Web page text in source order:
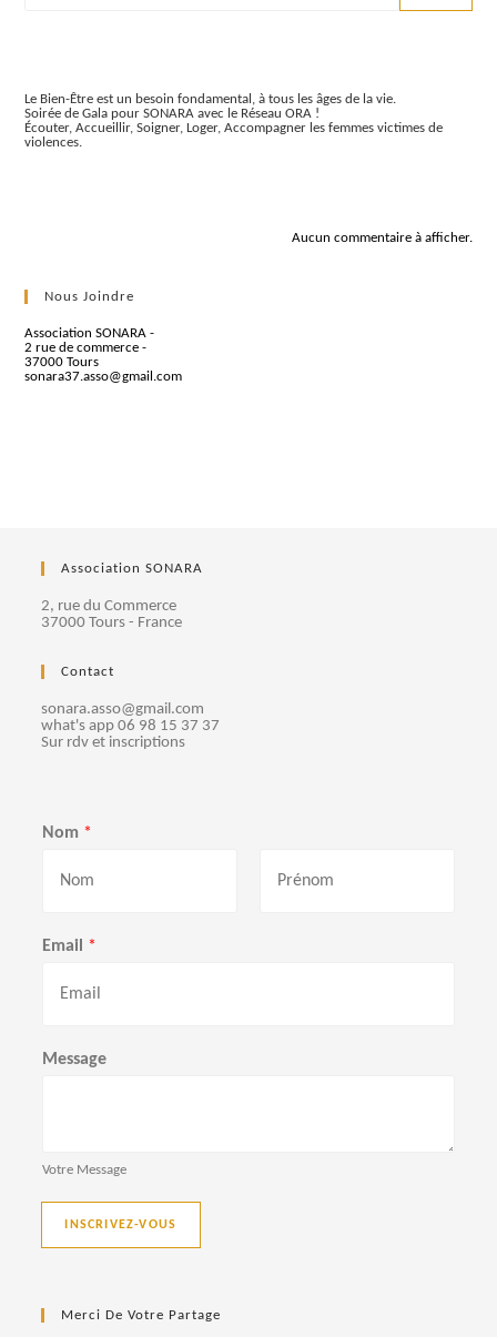
Le Bien-Être est un besoin fondamental, à tous les âges de la vie.
Soirée de Gala pour SONARA avec le Réseau ORA !
Écouter, Accueillir, Soigner, Loger, Accompagner les femmes victimes de
violences.
Aucun commentaire à afficher.
Nous Joindre
Association SONARA -
2 rue de commerce -
37000 Tours
sonara37.asso@gmail.com
Association SONARA
2, rue du Commerce
37000 Tours - France
Contact
sonara.asso@gmail.com
what's app 06 98 15 37 37
Sur rdv et inscriptions
Nom *
r
é
Email *
Message
Votre Message
INSCRIVEZ-VOUS
Merci De Votre Partage